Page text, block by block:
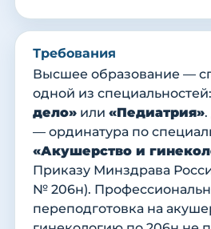
Требования
Высшее образование —
одной из специальностей:
дело» или «Педиатрия».
— ординатура по
«Акушерство и
Приказу Минздрава
№ 206н).
переподготовка на